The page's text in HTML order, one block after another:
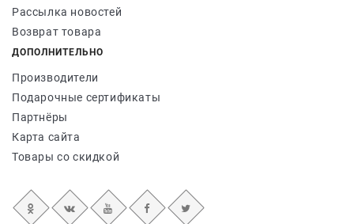
Рассылка новостей
Возврат товара
ДОПОЛНИТЕЛЬНО
Производители
Подарочные сертификаты
Партнёры
Карта сайта
Товары со скидкой